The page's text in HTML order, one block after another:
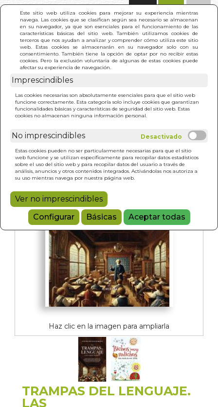
Este sitio web utiliza cookies para mejorar su experiencia mientras
navega. Las cookies que se clasifican según sea necesario se almacenan
en su navegador, ya que son esenciales para el funcionamiento de las
características básicas del sitio web. También utilizamos cookies de
terceros que nos ayudan a analizar y comprender cómo utiliza este sitio
web. Estas cookies se almacenarán en su navegador solo con su
consentimiento. También tiene la opción de optar por no recibir estas
cookies. Pero la exclusión voluntaria de algunas de estas cookies puede
afectar su experiencia de navegación.
Imprescindibles
Las cookies necesarias son absolutamente esenciales para que el sitio web
funcione correctamente. Esta categoría solo incluye cookies que garantizan
funcionalidades básicas y características de seguridad del sitio web. Estas
cookies no almacenan ninguna información personal.
No imprescindibles
Estas cookies pueden no ser particularmente necesarias para que el sitio
web funcione y se utilizan específicamente para recopilar datos estadísticos
sobre el uso del sitio web y para recopilar datos del usuario a través de
análisis, anuncios y otros contenidos integrados. Activándolas nos autoriza a
su uso mientras navega por nuestra página web.
Ver no imprescindibles
Configurar
Básicas Aceptar todas
INICIO > TRAMPAS DEL LENGUAJE. LAS
Haz clic en la imagen para ampliarla
TRAMPAS DEL LENGUAJE.
LAS